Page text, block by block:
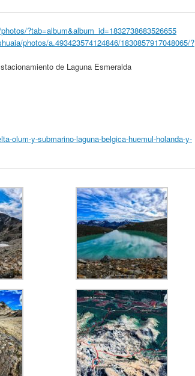
?tab=album&album_id=1832738683526655
photos/a.493423574124846/1830857917048065/?
de Laguna Esmeralda
olum-y-submarino-laguna-belgica-huemul-holanda-y-